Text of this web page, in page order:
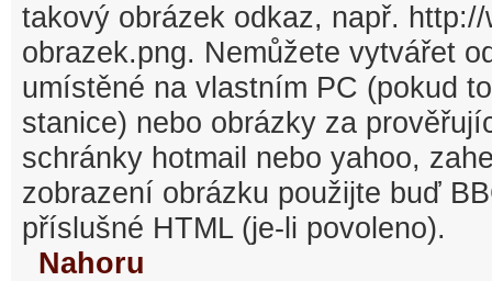
takový obrázek odkaz, např.
obrazek.png. Nemůžete vytvářet
umístěné na vlastním PC (pokud
stanice) nebo obrázky za
schránky hotmail nebo yahoo,
zobrazení obrázku použijte buď
příslušné HTML (je-li povoleno).
Nahoru